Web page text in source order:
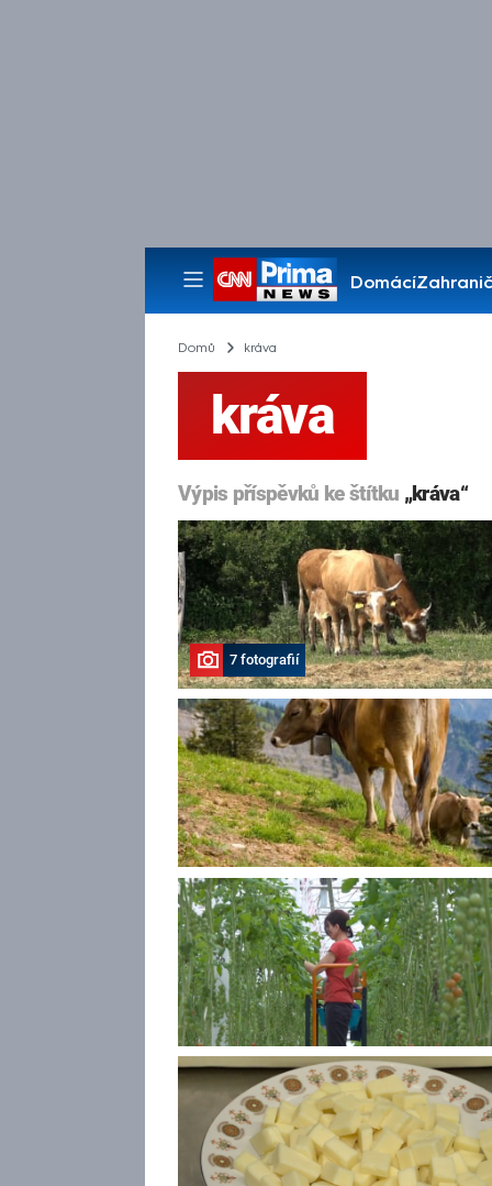
Domácí
Pořady
Domů kráva
kráva
Výpis příspěvků ke štítku „kráva“
7 fotografií